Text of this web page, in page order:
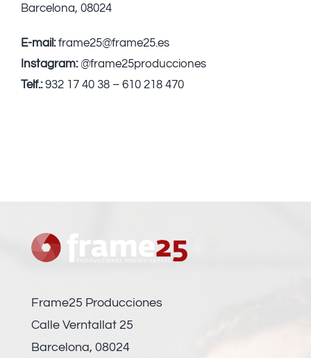
Barcelona, 08024
E-mail:frame25@frame25.es
Instagram:@frame25producciones
Telf.:932 17 40 38 – 610 218 470
Frame25 Producciones
Calle Verntallat 25
Barcelona, 08024